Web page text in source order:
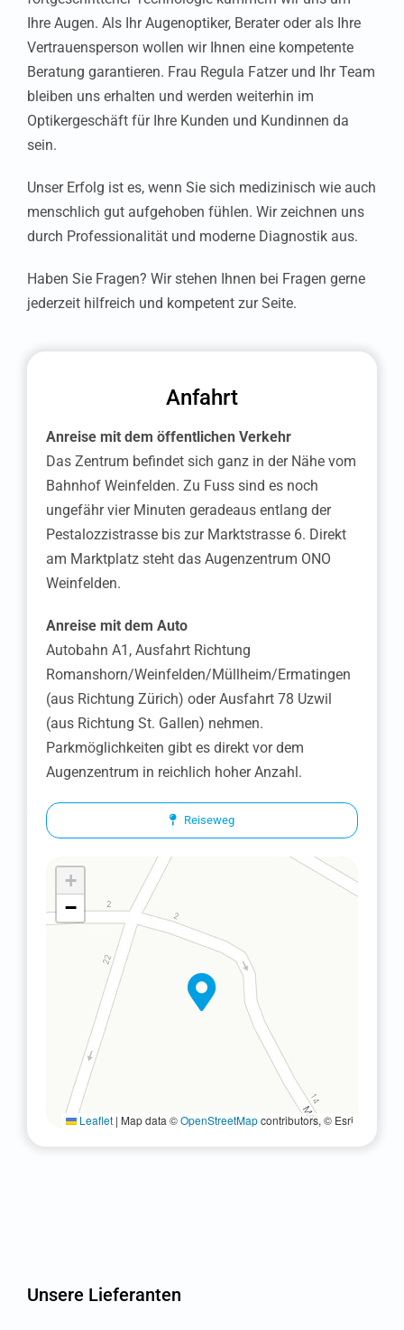
Ihre Augen. Als Ihr Augenoptiker, Berater oder als Ihre
Vertrauensperson wollen wir Ihnen eine kompetente
Beratung garantieren. Frau Regula Fatzer und Ihr Team
bleiben uns erhalten und werden weiterhin im
Optikergeschäft für Ihre Kunden und Kundinnen da
sein.
Unser Erfolg ist es, wenn Sie sich medizinisch wie auch
menschlich gut aufgehoben fühlen. Wir zeichnen uns
durch Professionalität und moderne Diagnostik aus.
Haben Sie Fragen? Wir stehen Ihnen bei Fragen gerne
jederzeit hilfreich und kompetent zur Seite.
Anfahrt
Anreise mit dem öffentlichen Verkehr
Das Zentrum befindet sich ganz in der Nähe vom
Bahnhof Weinfelden. Zu Fuss sind es noch
ungefähr vier Minuten geradeaus entlang der
Pestalozzistrasse bis zur Marktstrasse 6. Direkt
am Marktplatz steht das Augenzentrum ONO
Weinfelden.
Anreise mit dem Auto
Autobahn A1, Ausfahrt Richtung
Romanshorn/Weinfelden/Müllheim/Ermatingen
(aus Richtung Zürich) oder Ausfahrt 78 Uzwil
(aus Richtung St. Gallen) nehmen.
Parkmöglichkeiten gibt es direkt vor dem
Augenzentrum in reichlich hoher Anzahl.
Reiseweg
+
−
Leaflet | Map data ©OpenStreetMapcontributors, © Esri
Unsere Lieferanten
Wallisellen
Bülach
Dübendorf
Einsiedeln
Clinique Moncor SA:
Niederlassung
Glattbrugg
Hochdorf